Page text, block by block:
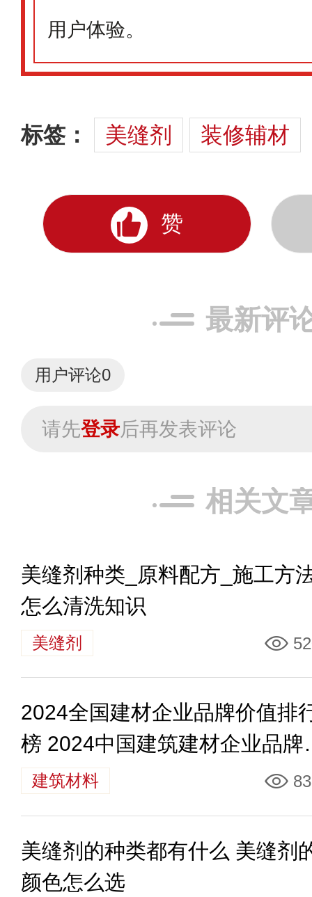
用户体验。
标签： 美缝剂 装修辅材
赞
最新评
用户评论0
请先登录后再发表评论
相关文
美缝剂种类_原料配方_施工方
怎么清洗知识
美缝剂
2024全国建材企业品牌价值排
榜 2024中国建筑建材企业品牌
值排名40强
建筑材料
美缝剂的种类都有什么 美缝剂
颜色怎么选